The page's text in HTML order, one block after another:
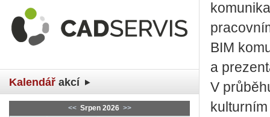
Kalendář akcí
<< Srpen 2026 >>
BIM
a
V